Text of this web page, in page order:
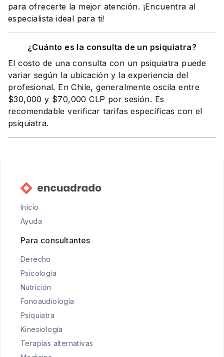
para ofrecerte la mejor atención. ¡Encuentra al
especialista ideal para ti!
¿Cuánto es la consulta de un psiquiatra?
El costo de una consulta con un psiquiatra puede
variar según la ubicación y la experiencia del
profesional. En Chile, generalmente oscila entre
$30,000 y $70,000 CLP por sesión. Es
recomendable verificar tarifas específicas con el
psiquiatra.
Inicio
Ayuda
Para consultantes
Derecho
Psicología
Nutrición
Fonoaudiología
Psiquiatra
Kinesiología
Terapias alternativas